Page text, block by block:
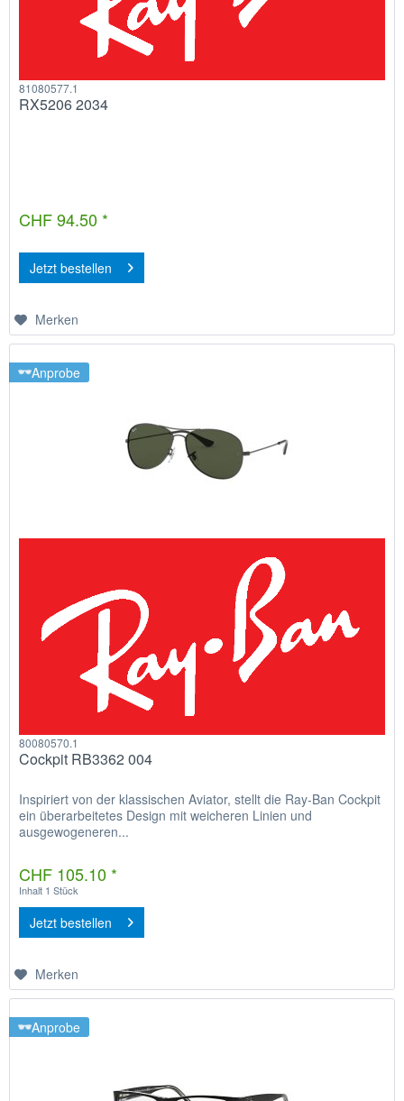
81080577.1
RX5206 2034
CHF 94.50 *
Jetzt bestellen
Merken
Anprobe
80080570.1
Cockpit RB3362 004
Inspiriert von der klassischen Aviator, stellt die Ray-Ban Cockpit
ein überarbeitetes Design mit weicheren Linien und
ausgewogeneren...
CHF 105.10 *
Inhalt 1 Stück
Jetzt bestellen
Merken
Anprobe